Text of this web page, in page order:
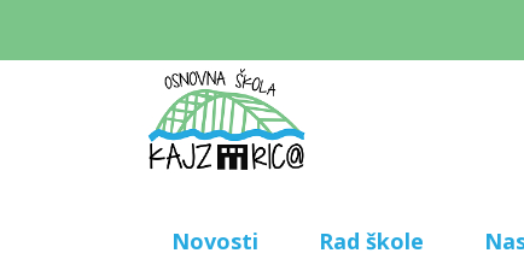
Novosti Rad škole